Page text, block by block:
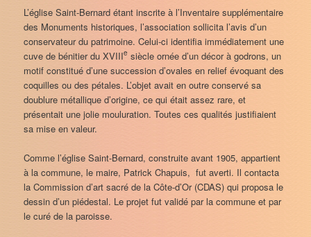
L’église Saint-Bernard étant inscrite à l’Inventaire supplémentaire
des Monuments historiques, l’association sollicita l’avis d’un
conservateur du patrimoine. Celui-ci identifia immédiatement une
cuve de bénitier du XVIIIe siècle ornée d’un décor à godrons, un
motif constitué d’une succession d’ovales en relief évoquant des
coquilles ou des pétales. L’objet avait en outre conservé sa
doublure métallique d’origine, ce qui était assez rare, et
présentait une jolie mouluration. Toutes ces qualités justifiaient
sa mise en valeur.
Comme l’église Saint-Bernard, construite avant 1905, appartient
à la commune, le maire, Patrick Chapuis, fut averti. Il contacta
la Commission d’art sacré de la Côte-d’Or (CDAS) qui proposa le
dessin d’un piédestal. Le projet fut validé par la commune et par
le curé de la paroisse.